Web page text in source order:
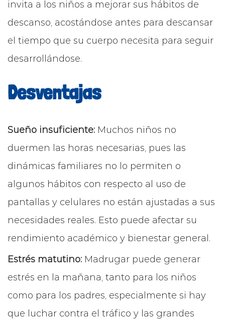
invita a los niños a mejorar sus hábitos de
descanso, acostándose antes para descansar
el tiempo que su cuerpo necesita para seguir
desarrollándose.
Desventajas
Sueño insuficiente: Muchos niños no
duermen las horas necesarias, pues las
dinámicas familiares no lo permiten o
algunos hábitos con respecto al uso de
pantallas y celulares no están ajustadas a sus
necesidades reales. Esto puede afectar su
rendimiento académico y bienestar general.
Estrés matutino: Madrugar puede generar
estrés en la mañana, tanto para los niños
como para los padres, especialmente si hay
que luchar contra el tráfico y las grandes